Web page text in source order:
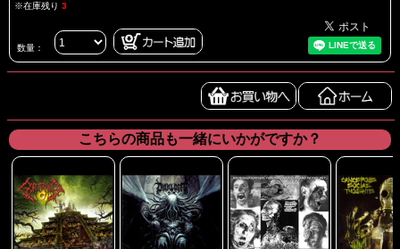
※在庫残り 3
数量：
こちらの商品も一緒にいかがですか？